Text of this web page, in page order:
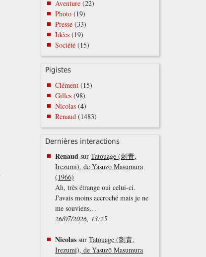
Aventure (22)
Photo (19)
Presse (33)
Idées (19)
Société (15)
Pigistes
Clément (15)
Gilles (98)
Nicolas (4)
Renaud (1483)
Dernières interactions
Renaud surTatouage (刺青,
Irezumi), de Yasuzō Masumura
(1966)
Ah, très étrange oui celui-ci.
J'avais moins accroché mais je ne
me souviens…
26/07/2026, 13:25
Nicolas surTatouage (刺青,
Irezumi), de Yasuzō Masumura